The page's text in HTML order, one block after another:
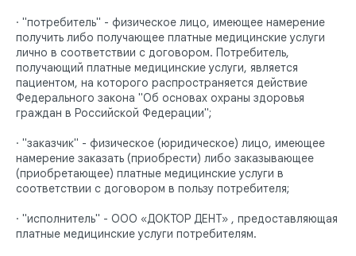
· "потребитель" - физическое лицо, имеющее намерение
получить либо получающее платные медицинские услуги
лично в соответствии с договором. Потребитель,
получающий платные медицинские услуги, является
пациентом, на которого распространяется действие
Федерального закона "Об основах охраны здоровья
граждан в Российской Федерации";
· "заказчик" - физическое (юридическое) лицо, имеющее
намерение заказать (приобрести) либо заказывающее
(приобретающее) платные медицинские услуги в
соответствии с договором в пользу потребителя;
· "исполнитель" - ООО «ДОКТОР ДЕНТ» , предоставляющая
платные медицинские услуги потребителям.